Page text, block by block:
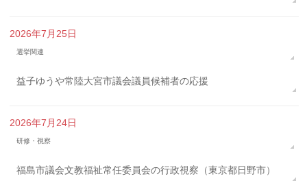
2026年7月25日
選挙関連
益子ゆうや常陸大宮市議会議員候補者の応援
2026年7月24日
研修・視察
福島市議会文教福祉常任委員会の行政視察（東京都日野市）